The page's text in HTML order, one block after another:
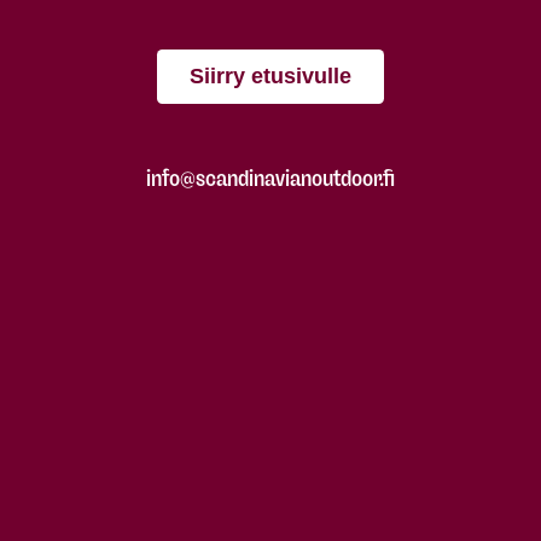
Siirry etusivulle
info@scandinavianoutdoor.fi